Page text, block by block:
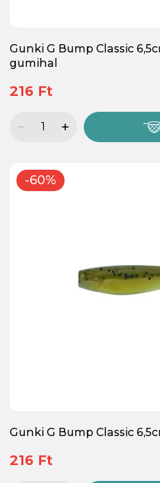
Gunki G Bump Classic
gumihal
216 Ft
-60%
Gunki G Bump Classic
216 Ft